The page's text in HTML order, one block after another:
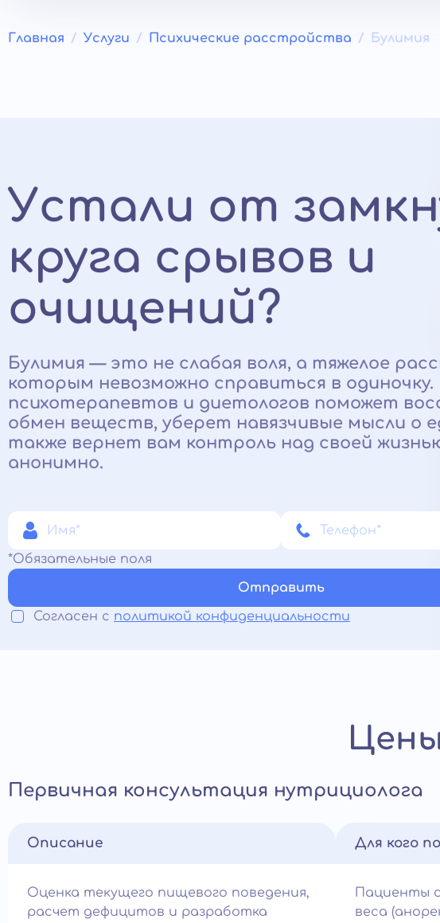
Главная Услуги Психические расстройства Булимия
Устали от
круга срывов и
очищений?
Булимия — это не слабая воля, а тяжелое
которым невозможно справиться в
психотерапевтов и диетологов поможет
обмен веществ, уберет навязчивые мысли о
также вернет вам контроль над своей
анонимно.
*Обязательные поля
Отправить
Согласен с политикой конфиденциальности
Первичная консультация нутрициолога
Описание
Оценка текущего пищевого поведения,
расчет дефицитов и разработка
Для кого
Пациенты
веса